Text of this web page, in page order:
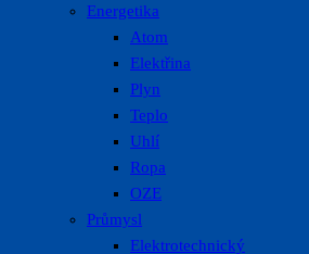
Energetika
Atom
Elektřina
Plyn
Teplo
Uhlí
Ropa
OZE
Průmysl
Elektrotechnický